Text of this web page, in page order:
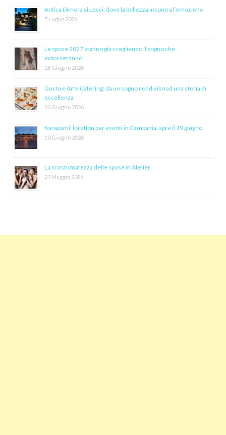
Antica Dimora ai Lecci: dove la bellezza incontra l’emozione
7 Luglio 2026
Le spose 2027 stanno già scegliendo il sogno che
indosseranno
26 Giugno 2026
Gusto e Arte Catering: da un sogno condiviso ad una storia di
eccellenza
22 Giugno 2026
Karapami: location per eventi in Campania, apre il 19 giugno
10 Giugno 2026
La scostumatezza delle spose in Atelier
27 Maggio 2026